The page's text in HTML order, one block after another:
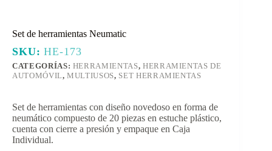
Set de herramientas Neumatic
SKU:HE-173
CATEGORÍAS: HERRAMIENTAS, HERRAMIENTAS DE
AUTOMÓVIL,MULTIUSOS, SET HERRAMIENTAS
Set de herramientas con diseño novedoso en forma de
neumático compuesto de 20 piezas en estuche plástico,
cuenta con cierre a presión y empaque en Caja
Individual.